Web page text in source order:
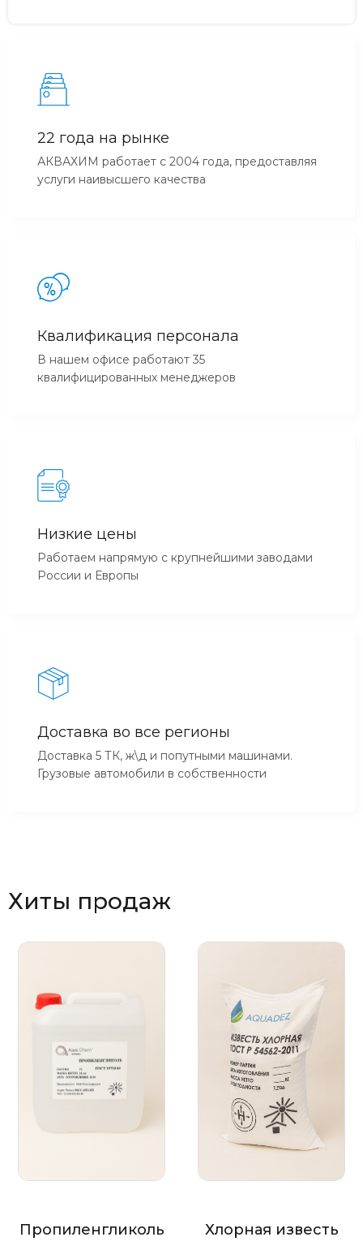
22 года на рынке
АКВАХИМ работает с 2004 года, предоставляя
услуги наивысшего качества
Квалификация персонала
В нашем офисе работают 35
квалифицированных менеджеров
Низкие цены
Работаем напрямую с крупнейшими заводами
России и Европы
Доставка во все регионы
Доставка 5 ТК, ж\д и попутными машинами.
Грузовые автомобили в собственности
Хиты продаж
Пропиленгликоль Хлорная известь